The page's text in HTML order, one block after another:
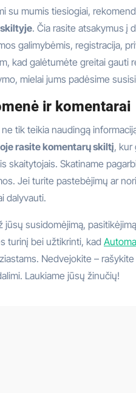
su mumis tiesiogiai,
. Čia rasite atsakymus į
galimybėmis, registracija,
kad galėtumėte greitai gauti
mielai jums padėsime
ir komentarai
ne tik teikia naudingą
rasite komentarų skiltį, kur
skaitytojais. Skatiname
Jei turite pastebėjimų ar
dalyvauti.
jūsų susidomėjimą,
turinį bei užtikrinti, kad
Nedvejokite –
Laukiame jūsų žinučių!